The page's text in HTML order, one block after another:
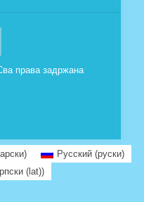
права задржана
) Русский(руски)
(lat))